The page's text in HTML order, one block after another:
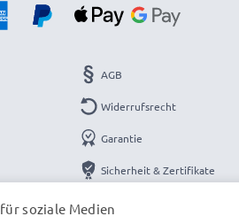
AGB
Widerrufsrecht
Garantie
Sicherheit & Zertifikate
soziale Medien